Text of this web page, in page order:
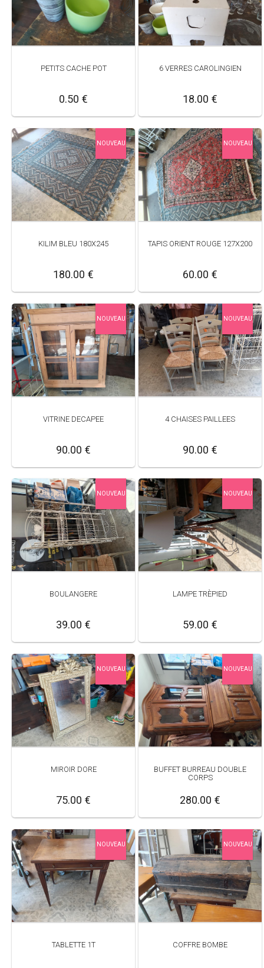
PETITS CACHE POT
0.50 €
6 VERRES CAROLINGIEN
18.00 €
NOUVEAU
KILIM BLEU 180X245
180.00 €
NOUVEAU
TAPIS ORIENT ROUGE 127X200
60.00 €
NOUVEAU
VITRINE DECAPEE
90.00 €
NOUVEAU
4 CHAISES PAILLEES
90.00 €
NOUVEAU
BOULANGERE
39.00 €
NOUVEAU
LAMPE TRÈPIED
59.00 €
NOUVEAU
MIROIR DORE
75.00 €
NOUVEAU
BUFFET BURREAU DOUBLE
CORPS
280.00 €
NOUVEAU
TABLETTE 1T
NOUVEAU
COFFRE BOMBE